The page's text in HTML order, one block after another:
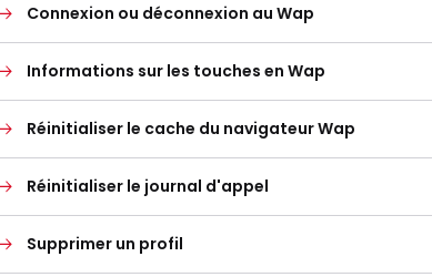
Connexion ou déconnexion au Wap
Informations sur les touches en Wap
Réinitialiser le cache du navigateur Wap
Réinitialiser le journal d'appel
Supprimer un profil